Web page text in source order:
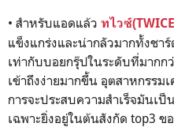
• สำหรับแอดแล้ว ทไวซ์(TWICE
แข็งแกร่งและน่ากลัวมากทั้งชา
เท่ากับบอยกรุ๊ปในระดับที่มากก
เข้าถึงง่ายมากขึ้น อุตสาหกรร
การจะประสบความสำเร็จมันเ
เฉพาะยิ่งอยู่ในต้นสังกัด top3 ข